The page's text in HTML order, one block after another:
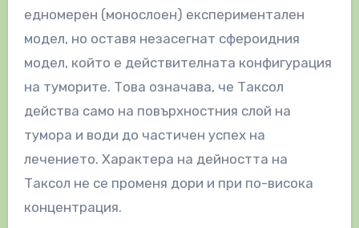
едномерен (монослоен) експериментален
модел, но оставя незасегнат сфероидния
модел, който е действителната конфигурация
на туморите. Това означава, че Таксол
действа само на повърхностния слой на
тумора и води до частичен успех на
лечението. Характера на дейността на
Таксол не се променя дори и при по-висока
концентрация.